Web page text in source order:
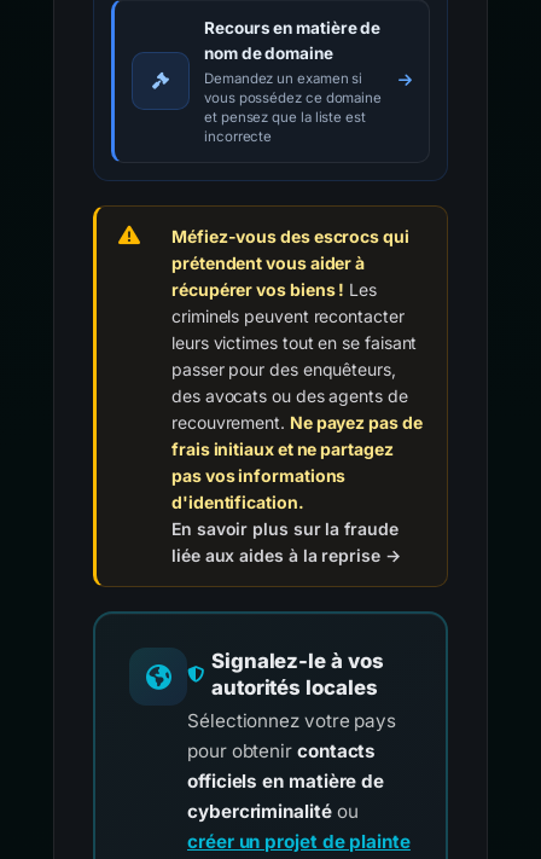
Recours en matière de
nom de domaine
Demandez un examen si
vous possédez ce domaine
et pensez que la liste est
incorrecte
Méfiez-vous des escrocs qui
prétendent vous aider à
récupérer vos biens ! Les
criminels peuvent recontacter
leurs victimes tout en se faisant
passer pour des enquêteurs,
des avocats ou des agents de
recouvrement. Ne payez pas de
frais initiaux et ne partagez
pas vos informations
d'identification.
En savoir plus sur la fraude
liée aux aides à la reprise →
Signalez-le à vos
autorités locales
Sélectionnez votre pays
pour obtenir contacts
officiels en matière de
cybercriminalitéou
créer un projet de plainte